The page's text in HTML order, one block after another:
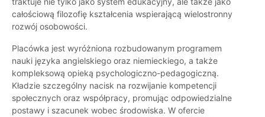
całościową filozofię kształcenia wspierającą wielostronny
rozwój osobowości.
Placówka jest wyróżniona rozbudowanym programem
nauki języka angielskiego oraz niemieckiego, a także
kompleksową opieką psychologiczno-pedagogiczną.
Kładzie szczególny nacisk na rozwijanie kompetencji
społecznych oraz współpracy, promując odpowiedzialne
postawy i szacunek wobec środowiska. W ofercie